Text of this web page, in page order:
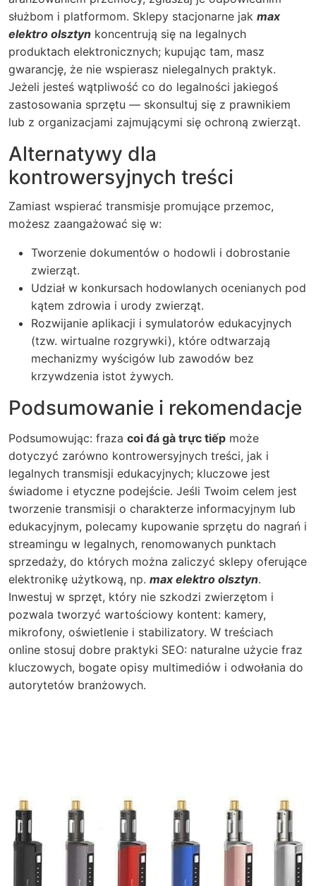
służbom i platformom. Sklepy stacjonarne jak max
elektro olsztyn koncentrują się na legalnych
produktach elektronicznych; kupując tam, masz
gwarancję, że nie wspierasz nielegalnych praktyk.
Jeżeli jesteś wątpliwość co do legalności jakiegoś
zastosowania sprzętu — skonsultuj się z prawnikiem
lub z organizacjami zajmującymi się ochroną zwierząt.
Alternatywy dla
kontrowersyjnych treści
Zamiast wspierać transmisje promujące przemoc,
możesz zaangażować się w:
Tworzenie dokumentów o hodowli i dobrostanie
zwierząt.
Udział w konkursach hodowlanych ocenianych pod
kątem zdrowia i urody zwierząt.
Rozwijanie aplikacji i symulatorów edukacyjnych
(tzw. wirtualne rozgrywki), które odtwarzają
mechanizmy wyścigów lub zawodów bez
krzywdzenia istot żywych.
Podsumowanie i rekomendacje
Podsumowując: fraza coi đá gà trực tiếp może
dotyczyć zarówno kontrowersyjnych treści, jak i
legalnych transmisji edukacyjnych; kluczowe jest
świadome i etyczne podejście. Jeśli Twoim celem jest
tworzenie transmisji o charakterze informacyjnym lub
edukacyjnym, polecamy kupowanie sprzętu do nagrań i
streamingu w legalnych, renomowanych punktach
sprzedaży, do których można zaliczyć sklepy oferujące
elektronikę użytkową, np. max elektro olsztyn.
Inwestuj w sprzęt, który nie szkodzi zwierzętom i
pozwala tworzyć wartościowy kontent: kamery,
mikrofony, oświetlenie i stabilizatory. W treściach
online stosuj dobre praktyki SEO: naturalne użycie fraz
kluczowych, bogate opisy multimediów i odwołania do
autorytetów branżowych.